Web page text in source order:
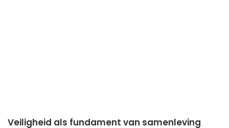
Veiligheid als fundament van samenleving